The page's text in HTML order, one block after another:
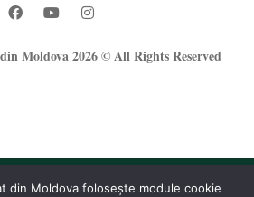
Moldova 2026 © All Rights Reserved
din Moldova folosește module cookie